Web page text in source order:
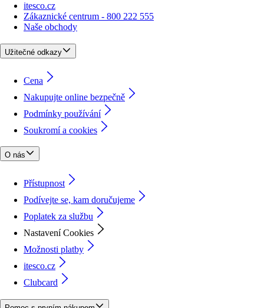
itesco.cz
Zákaznické centrum - 800 222 555
Naše obchody
Užitečné odkazy
Cena
Nakupujte online bezpečně
Podmínky používání
Soukromí a cookies
O nás
Přístupnost
Podívejte se, kam doručujeme
Poplatek za službu
Nastavení Cookies
Možnosti platby
itesco.cz
Clubcard